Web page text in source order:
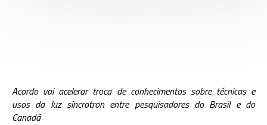
Acordo vai acelerar troca de conhecimentos sobre técnicas e
usos da luz síncrotron entre pesquisadores do Brasil e do
Canadá